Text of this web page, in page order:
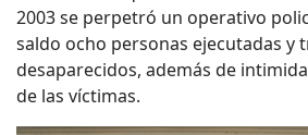
2003 se perpetró un operativo
saldo ocho personas ejecutadas y
desaparecidos, además de
de las víctimas.